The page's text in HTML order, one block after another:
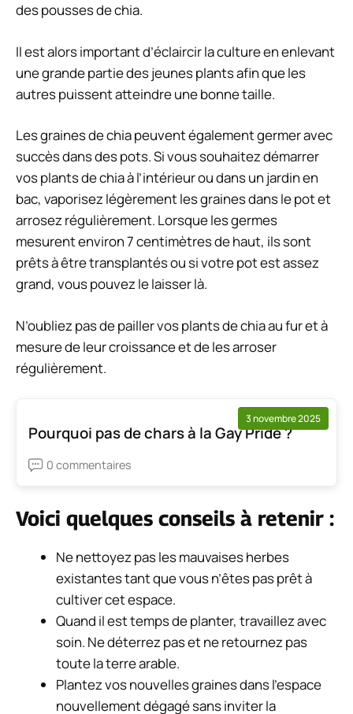
des pousses de chia.
Il est alors important d’éclaircir la culture en enlevant
une grande partie des jeunes plants afin que les
autres puissent atteindre une bonne taille.
Les graines de chia peuvent également germer avec
succès dans des pots. Si vous souhaitez démarrer
vos plants de chia à l’intérieur ou dans un jardin en
bac, vaporisez légèrement les graines dans le pot et
arrosez régulièrement. Lorsque les germes
mesurent environ 7 centimètres de haut, ils sont
prêts à être transplantés ou si votre pot est assez
grand, vous pouvez le laisser là.
N’oubliez pas de pailler vos plants de chia au fur et à
mesure de leur croissance et de les arroser
régulièrement.
3 novembre 2025
Pourquoi pas de chars à la Gay Pride ?
0 commentaires
Voici quelques conseils à retenir :
Ne nettoyez pas les mauvaises herbes
existantes tant que vous n’êtes pas prêt à
cultiver cet espace.
Quand il est temps de planter, travaillez avec
soin. Ne déterrez pas et ne retournez pas
toute la terre arable.
Plantez vos nouvelles graines dans l’espace
nouvellement dégagé sans inviter la